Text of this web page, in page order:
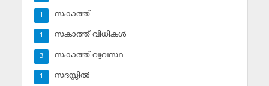
സകാത്ത്‌
1
സകാത്ത്‌ വിധികള്‍
1
സകാത്ത്‌ വ്യവസ്ഥ
3
സദസ്സില്‍
1